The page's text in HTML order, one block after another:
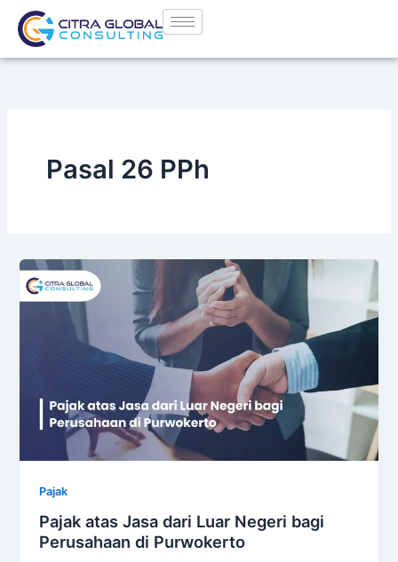
Lewati
konten
Pasal 26 PPh
Pajak
Pajak atas Jasa dari Luar Negeri bagi
Perusahaan di Purwokerto